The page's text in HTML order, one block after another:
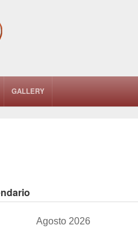
GALLERY
Agosto 2026